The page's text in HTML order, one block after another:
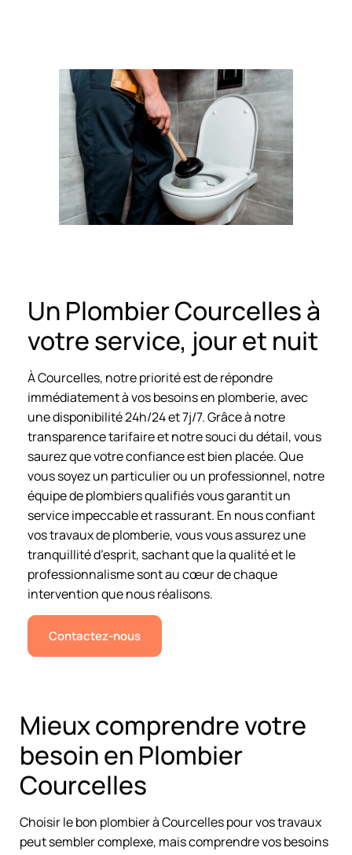
Un Plombier Courcelles à
votre service, jour et nuit
À Courcelles, notre priorité est de répondre
immédiatement à vos besoins en plomberie, avec
une disponibilité 24h/24 et 7j/7. Grâce à notre
transparence tarifaire et notre souci du détail, vous
saurez que votre confiance est bien placée. Que
vous soyez un particulier ou un professionnel, notre
équipe de plombiers qualifiés vous garantit un
service impeccable et rassurant. En nous confiant
vos travaux de plomberie, vous vous assurez une
tranquillité d’esprit, sachant que la qualité et le
professionnalisme sont au cœur de chaque
intervention que nous réalisons.
Contactez-nous
Mieux comprendre votre
besoin en Plombier
Courcelles
Choisir le bon plombier à Courcelles pour vos travaux
peut sembler complexe, mais comprendre vos besoins